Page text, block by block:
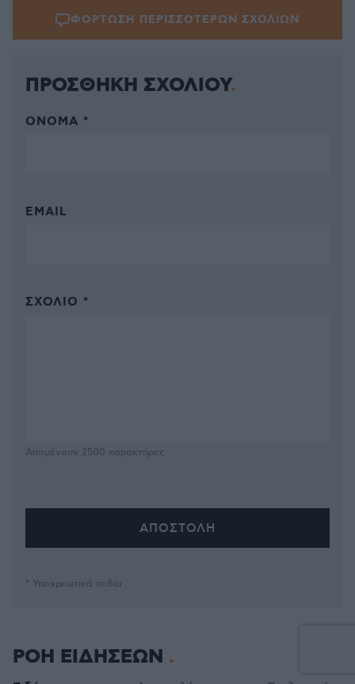
ΦΟΡΤΩΣΗ ΠΕΡΙΣΣΟΤΕΡΩΝ ΣΧΟΛΙΩΝ
ΠΡΟΣΘΗΚΗ ΣΧΟΛΙΟΥ
ΌΝΟΜΑ *
EMAIL
ΣΧΌΛΙΟ *
Απομένουν 2500 χαρακτήρες
* Υποχρεωτικά πεδία
ΡΟΗ ΕΙΔΗΣΕΩΝ